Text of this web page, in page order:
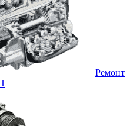
Ремонт